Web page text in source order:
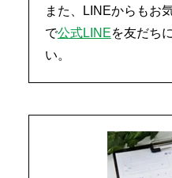
また、LINEからもお
で公式LINEを友だち
い。